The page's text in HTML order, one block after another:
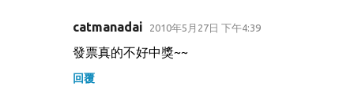
catmanadai 2010年5月27日 下午4:39
發票真的不好中獎~~
回覆